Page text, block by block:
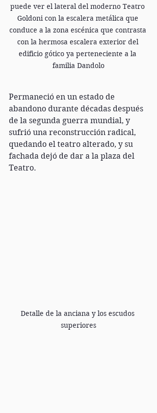
puede ver el lateral del moderno Teatro
Goldoni con la escalera metálica que
conduce a la zona escénica que contrasta
con la hermosa escalera exterior del
edificio gótico ya perteneciente a la
familia Dandolo
Permaneció en un estado de
abandono durante décadas después
de la segunda guerra mundial, y
sufrió una reconstrucción radical,
quedando el teatro alterado, y su
fachada dejó de dar a la plaza del
Teatro.
Detalle de la anciana y los escudos
superiores